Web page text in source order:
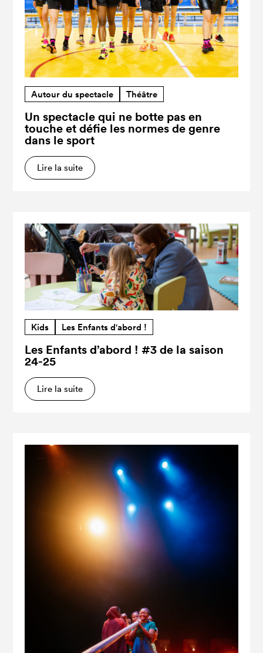
Autour du spectacle Théâtre
Un spectacle qui ne botte pas en
touche et défie les normes de genre
dans le sport
Lire la suite
Kids Les Enfants d'abord !
Les Enfants d’abord ! #3 de la saison
24-25
Lire la suite